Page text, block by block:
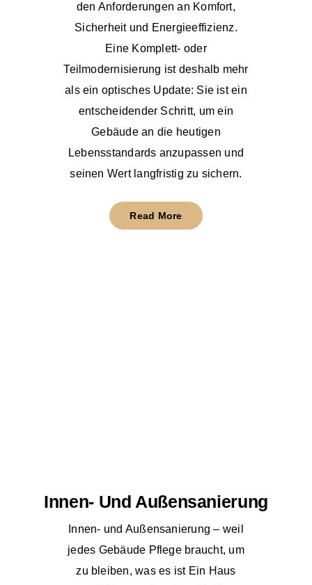
den Anforderungen an Komfort,
Sicherheit und Energieeffizienz.
Eine Komplett- oder
Teilmodernisierung ist deshalb mehr
als ein optisches Update: Sie ist ein
entscheidender Schritt, um ein
Gebäude an die heutigen
Lebensstandards anzupassen und
seinen Wert langfristig zu sichern.
Read More
Innen- Und Außensanierung
Innen- und Außensanierung – weil
jedes Gebäude Pflege braucht, um
zu bleiben, was es ist Ein Haus